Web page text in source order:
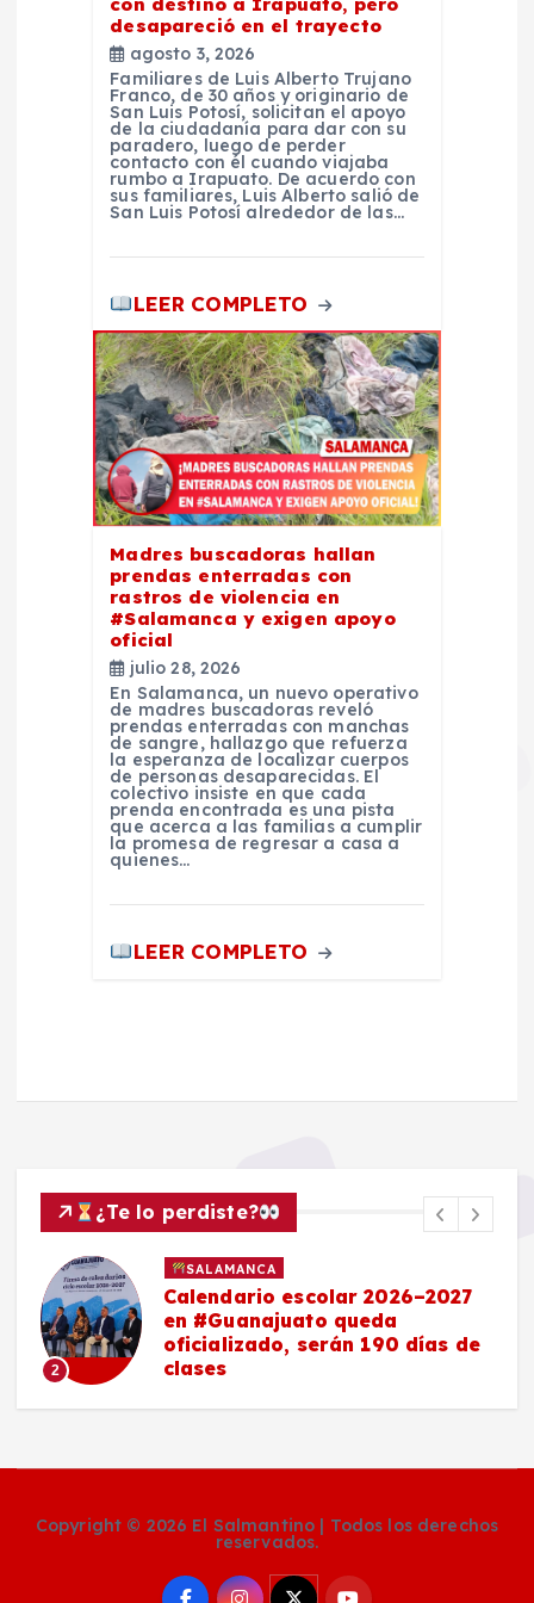
desapareció en el trayecto
agosto 3, 2026
Familiares de Luis Alberto Trujano
Franco, de 30 años y originario de
San Luis Potosí, solicitan el apoyo
de la ciudadanía para dar con su
paradero, luego de perder
contacto con él cuando viajaba
rumbo a Irapuato. De acuerdo con
sus familiares, Luis Alberto salió de
San Luis Potosí alrededor de las…
LEER COMPLETO
Madres buscadoras hallan
prendas enterradas con
rastros de violencia en
#Salamanca y exigen apoyo
oficial
julio 28, 2026
En Salamanca, un nuevo operativo
de madres buscadoras reveló
prendas enterradas con manchas
de sangre, hallazgo que refuerza
la esperanza de localizar cuerpos
de personas desaparecidas. El
colectivo insiste en que cada
prenda encontrada es una pista
que acerca a las familias a cumplir
la promesa de regresar a casa a
quienes…
LEER COMPLETO
¿Te lo perdiste?
2
SALAMANCA
Calendario escolar 2026–2027
en #Guanajuato queda
oficializado, serán 190 días de
clases
Copyright © 2026 El Salmantino | Todos los derechos
reservados.